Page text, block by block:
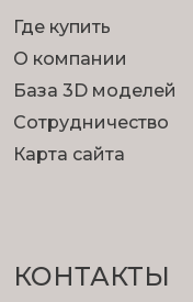
Где купить
О компании
База 3D моделей
Сотрудничество
Карта сайта
КОНТАКТЫ